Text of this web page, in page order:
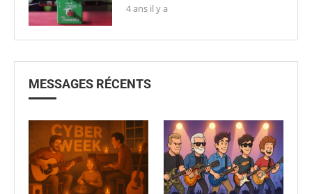
4 ans il y a
MESSAGES RÉCENTS